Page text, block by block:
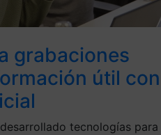
grabaciones
útil con
tecnologías para